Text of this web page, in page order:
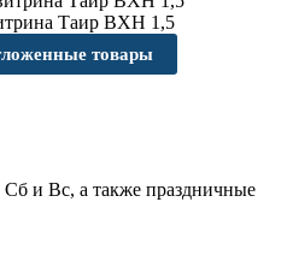
Таир ВХН 1,5
товары
Сб и Вс, а также праздничные